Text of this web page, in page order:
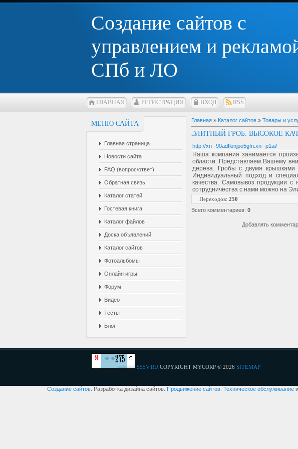
Создание сайтов с
управлением и
СПб и ЛО
ГЛАВНАЯ РЕГИСТРАЦИЯ ВХОД RSS
МЕНЮ САЙТА
Главная страница
Новости сайта
FAQ (вопрос/ответ)
Обратная связь
Каталог статей
Гостевая книга
Каталог файлов
Доска объявлений
Каталог сайтов
Фотоальбомы
Онлайн игры
Форум
Видео
Тесты
Блог
Главная » Каталог сайтов » Товары и
ЭЛИТНЫЙ ГРОБ. ВЫСОКОЕ
http://xn--90adflonjpo5gfn.xn--p1ai/
Наша компания занимается
области. Представляем Вашему
дерева. Гробы с двумя крышками
Индивидуальный подход и
качества. Самовывоз продукции с
сотрудничества с нами можно на
Переходов: 250
Всего комментариев: 0
Добавлять
555V.RU COPYRIGHT MYCORP © 2026 SITEMAP
Создание сайтов . Разработка дизайна сайтов. Продвижение сайтов Техническое обслуживание